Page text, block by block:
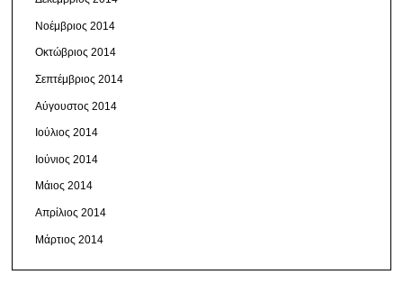
Νοέμβριος 2014
Οκτώβριος 2014
Σεπτέμβριος 2014
Αύγουστος 2014
Ιούλιος 2014
Ιούνιος 2014
Μάιος 2014
Απρίλιος 2014
Μάρτιος 2014